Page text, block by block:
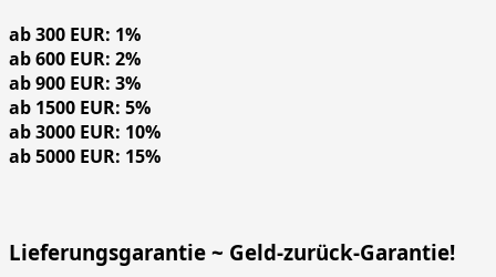
ab 300 EUR: 1%
ab 600 EUR: 2%
ab 900 EUR: 3%
ab 1500 EUR: 5%
ab 3000 EUR: 10%
ab 5000 EUR: 15%
Lieferungsgarantie ~ Geld-zurück-Garantie!